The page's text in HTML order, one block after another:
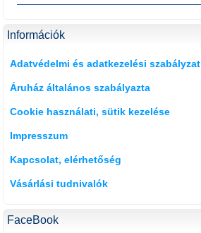
Információk
Adatvédelmi és adatkezelési szabályzat
Áruház általános szabályazta
Cookie használati, sütik kezelése
Impresszum
Kapcsolat, elérhetőség
Vásárlási tudnivalók
FaceBook